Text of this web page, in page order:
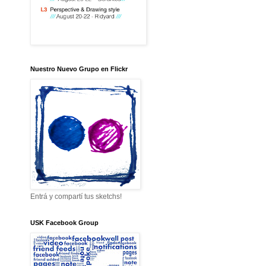
Nuestro Nuevo Grupo en Flickr
Entrá y compartí tus sketchs!
USK Facebook Group